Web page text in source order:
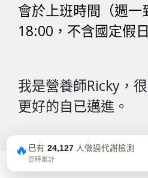
會於上班時間（週一
18:00，不含國定假
我是營養師Ricky，
更好的自已邁進。
🔥 已有 24,127 人做過代謝檢測
即時累計